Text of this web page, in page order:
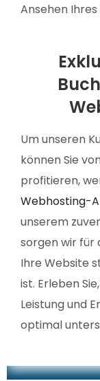
Ansehen Ihres
Um unseren
können Sie
profitieren,
Webhosting-
unserem
sorgen wir für
Ihre Website
ist. Erleben
Leistung und
optimal